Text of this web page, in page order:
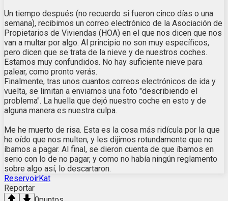
Un tiempo después (no recuerdo si fueron cinco días o una
semana), recibimos un correo electrónico de la Asociación de
Propietarios de Viviendas (HOA) en el que nos dicen que nos
van a multar por algo. Al principio no son muy específicos,
pero dicen que se trata de la nieve y de nuestros coches.
Estamos muy confundidos. No hay suficiente nieve para
palear, como pronto verás.
Finalmente, tras unos cuantos correos electrónicos de ida y
vuelta, se limitan a enviarnos una foto "describiendo el
problema". La huella que dejó nuestro coche en esto y de
alguna manera es nuestra culpa.
Me he muerto de risa. Esta es la cosa más ridícula por la que
he oído que nos multen, y les dijimos rotundamente que no
íbamos a pagar. Al final, se dieron cuenta de que íbamos en
serio con lo de no pagar, y como no había ningún reglamento
sobre algo así, lo descartaron.
ReservoirKat
Reportar